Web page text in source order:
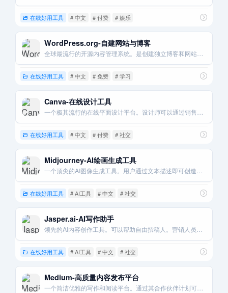
在线好用工具 # 中文 # 付费 # 娱乐
WordPress.org-自建网站与博客
全球最流行的开源内容管理系统。是创建独立博客和网站以实现多种变现方式的基础。
在线好用工具 # 中文 # 免费 # 学习
Canva-在线设计工具
一个极其流行的在线平面设计平台。设计师可以通过销售模板来创造被动收入。
在线好用工具 # 中文 # 付费 # 社交
Midjourney-AI绘画生成工具
一个顶尖的AI图像生成工具。用户通过文本描述即可创造出惊艳的艺术作品。
在线好用工具 # AI工具 # 中文 # 社交
Jasper.ai-AI写作助手
领先的AI内容创作工具。可以帮助自由撰稿人。营销人员快速生成高质量的文案和文章。
在线好用工具 # AI工具 # 中文 # 社交
Medium-高质量内容发布平台
一个简洁优雅的写作和阅读平台。通过其合作伙伴计划可以实现内容变现。